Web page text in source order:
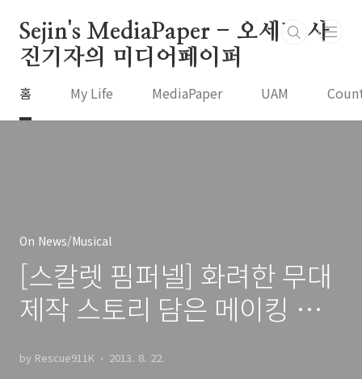
Sejin's MediaPaper - 오세진 사
진기자의 미디어페이퍼
홈 My Life MediaPaper UAM
On News/Musical
[스칼렛 핌퍼넬] 화려한 무대
제작 스토리 담은 메이킹 필
by Rescue911K 2013. 8. 22.